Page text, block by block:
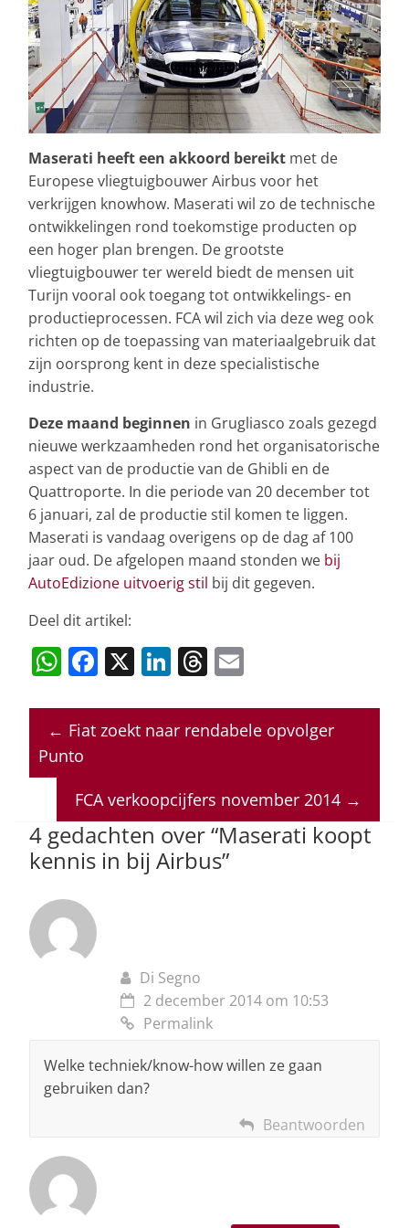
Maserati heeft een akkoord bereikt met de
Europese vliegtuigbouwer Airbus voor het
verkrijgen knowhow. Maserati wil zo de technische
ontwikkelingen rond toekomstige producten op
een hoger plan brengen. De grootste
vliegtuigbouwer ter wereld biedt de mensen uit
Turijn vooral ook toegang tot ontwikkelings- en
productieprocessen. FCA wil zich via deze weg ook
richten op de toepassing van materiaalgebruik dat
zijn oorsprong kent in deze specialistische
industrie.
Deze maand beginnen in Grugliasco zoals gezegd
nieuwe werkzaamheden rond het organisatorische
aspect van de productie van de Ghibli en de
Quattroporte. In die periode van 20 december tot
6 januari, zal de productie stil komen te liggen.
Maserati is vandaag overigens op de dag af 100
jaar oud. De afgelopen maand stonden we bij
AutoEdizione uitvoerig stil bij dit gegeven.
Deel dit artikel:
W
h
at
s
p
p
F
a
c
e
o
o
k
X Li
n
k
e
n
T
h
re
a
s
ai
l
← Fiat zoekt naar rendabele opvolger
Punto
FCA verkoopcijfers november 2014 →
4 gedachten over “Maserati koopt
kennis in bij Airbus”
Di Segno
2 december 2014 om 10:53
Permalink
Welke techniek/know-how willen ze gaan
gebruiken dan?
Beantwoorden